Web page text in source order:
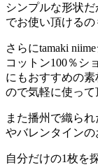
シンプルな形状
でお使い頂ける
さらにtamaki
コットン100％シ
にもおすすめの
ので気軽に使って
また播州で織ら
やバレンタインの
自分だけの1枚を